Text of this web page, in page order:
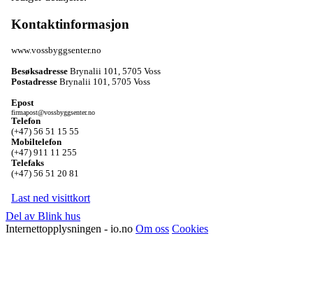
Kontaktinformasjon
www.vossbyggsenter.no
Besøksadresse Brynalii 101
5705 Voss
Postadresse Brynalii 101 5705 Voss
Epost
firmapost@vossbyggsenter.no
Telefon
(+47) 56 51 15 55
Mobiltelefon
(+47) 911 11 255
Telefaks
(+47) 56 51 20 81
Last ned visittkort
Del av Blink hus
Internettopplysningen - io.no Om oss Cookies